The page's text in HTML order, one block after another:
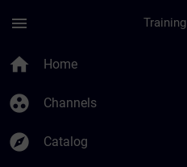
menu
home Home
group_work Channels
explore Catalog